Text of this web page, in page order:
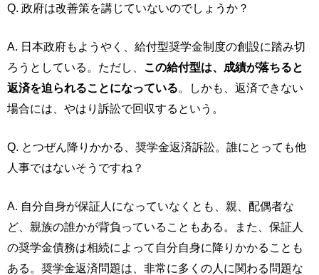
Q. 政府は改善策を講じていないのでしょうか？
A. 日本政府もようやく、給付型奨学金制度の創設に踏み切
ろうとしている。ただし、 この給付型は、成績が落ちると
返済を迫られることになっている。しかも、返済できない
場合には、やはり訴訟で回収するという。
Q. とつぜん降りかかる、奨学金返済訴訟。誰にとっても他
人事ではないそうですね？
A. 自分自身が保証人になっていなくとも、親、配偶者な
ど、親族の誰かが背負っていることもある。また、保証人
の奨学金債務は相続によって自分自身に降りかかることも
ある。奨学金返済問題は、非常に多くの人に関わる問題な